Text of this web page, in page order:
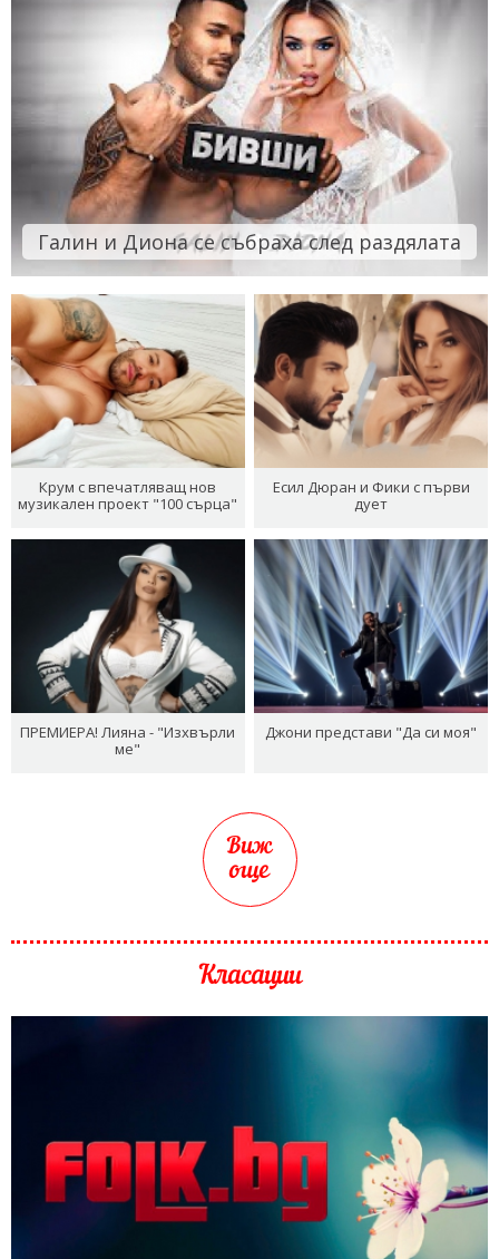
Галин и Диона се събраха след раздялата
Крум с впечатляващ нов
музикален проект "100 сърца"
Есил Дюран и Фики с първи
дует
ПРЕМИЕРА! Лияна - "Изхвърли
ме"
Джони представи "Да си моя"
Виж
още
Класации